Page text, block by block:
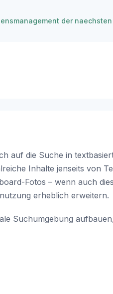
der
auf die Suche in
Inhalte jenseits von
Fotos – wenn auch
erheblich erweitern.
Suchumgebung